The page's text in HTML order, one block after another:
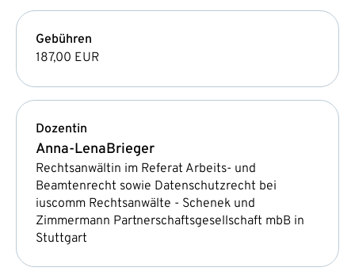
Gebühren
187,00 EUR
Dozentin
Anna-LenaBrieger
Rechtsanwältin im Referat Arbeits- und
Beamtenrecht sowie Datenschutzrecht bei
iuscomm Rechtsanwälte - Schenek und
Zimmermann Partnerschaftsgesellschaft mbB in
Stuttgart